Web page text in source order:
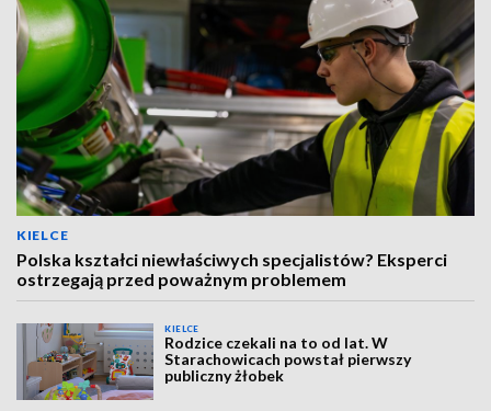
KIELCE
Polska kształci niewłaściwych specjalistów? Eksperci
ostrzegają przed poważnym problemem
KIELCE
Rodzice czekali na to od lat. W
Starachowicach powstał pierwszy
publiczny żłobek